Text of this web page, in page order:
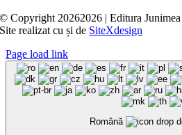
© Copyright 20262026 | Editura
Site realizat cușide SiteXdesign
Page load link
Română